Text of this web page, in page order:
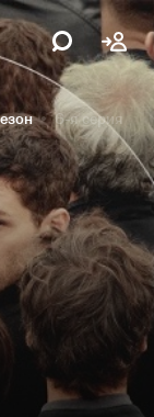
6-я серия